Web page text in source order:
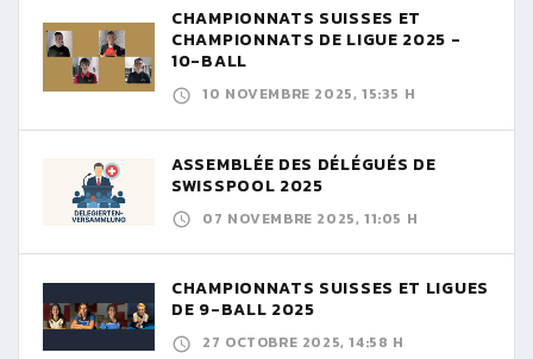
CHAMPIONNATS SUISSES ET
CHAMPIONNATS DE LIGUE 2025 -
10-BALL
10 NOVEMBRE 2025, 15:35 H
ASSEMBLÉE DES DÉLÉGUÉS DE
SWISSPOOL 2025
07 NOVEMBRE 2025, 11:05 H
CHAMPIONNATS SUISSES ET LIGUES
DE 9-BALL 2025
27 OCTOBRE 2025, 14:58 H